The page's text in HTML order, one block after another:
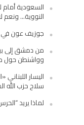
السعودية أمام
النووية… ونعم
جوزيف عون في
من دمشق إلى
وواشنطن حول
اليسار
سلاح حزب الله
لماذا يريد